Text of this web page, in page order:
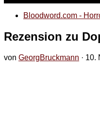
Bloodword.com -
Rezension zu
von GeorgBruckmann · 10.